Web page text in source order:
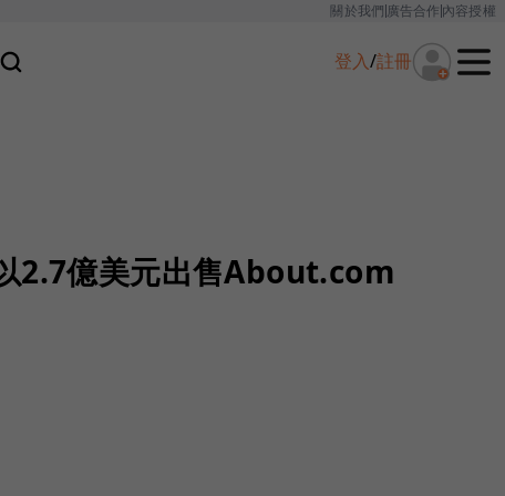
關於我們廣告合作內容授權
登入/註冊
2.7億美元出售About.com